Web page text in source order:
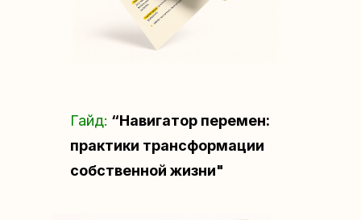
Гайд: “Навигатор перемен:
практики трансформации
собственной жизни"